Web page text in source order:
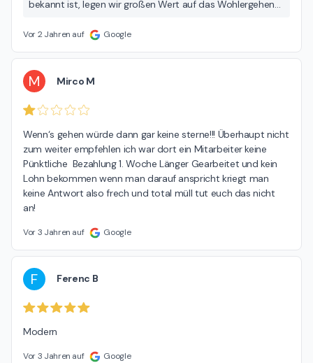
bekannt ist, legen wir großen Wert auf das Wohlergehen
Personalabteilung, um offene Fragen zu klären. Gerne über
0431/ 64807 0. Ihr SPIEGELBLANK-Team
Vor 2 Jahren auf Google
M Mirco M
Wenn‘s gehen würde dann gar keine sterne!!! Überhaupt nicht
zum weiter empfehlen ich war dort ein Mitarbeiter keine
Pünktliche  Bezahlung 1. Woche Länger Gearbeitet und kein
Lohn bekommen wenn man darauf anspricht kriegt man
keine Antwort also frech und total müll tut euch das nicht
an!
Vor 3 Jahren auf Google
F Ferenc B
Modern
Vor 3 Jahren auf Google